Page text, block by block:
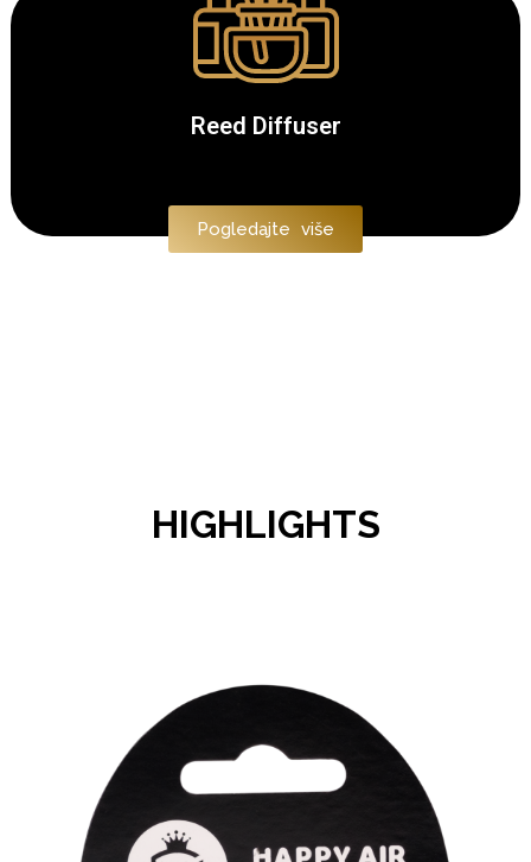
Reed Diffuser
Pogledajte više
HIGHLIGHTS